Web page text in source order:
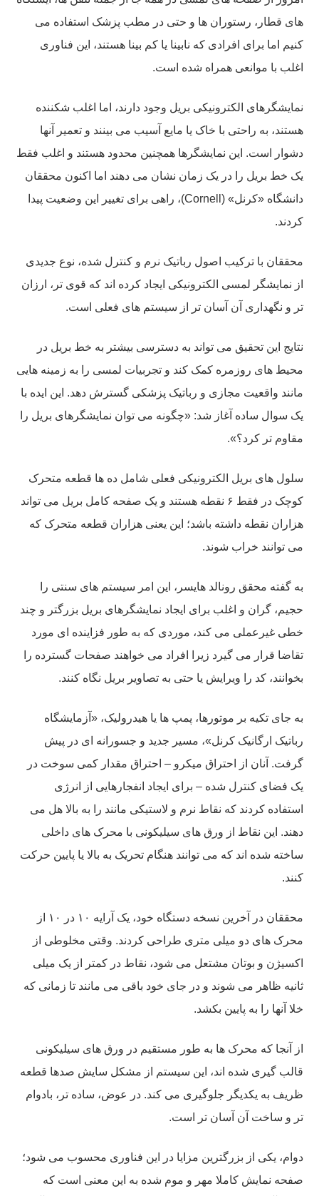
های قطار، رستوران ها و حتی در مطب پزشک استفاده می
کنیم اما برای افرادی که نابینا یا کم بینا هستند، این فناوری
اغلب با موانعی همراه شده است.
نمایشگرهای الکترونیکی بریل وجود دارند، اما اغلب شکننده
هستند، به راحتی با خاک یا مایع آسیب می بینند و تعمیر آنها
دشوار است. این نمایشگرها همچنین محدود هستند و اغلب فقط
یک خط بریل را در یک زمان نشان می دهند اما اکنون محققان
دانشگاه «کرنل» (Cornell)، راهی برای تغییر این وضعیت پیدا
کردند.
محققان با ترکیب اصول رباتیک نرم و کنترل شده، نوع جدیدی
از نمایشگر لمسی الکترونیکی ایجاد کرده اند که قوی تر، ارزان
تر و نگهداری آن آسان تر از سیستم های فعلی است.
نتایج این تحقیق می تواند به دسترسی بیشتر به خط بریل در
محیط های روزمره کمک کند و تجربیات لمسی را به زمینه هایی
مانند واقعیت مجازی و رباتیک پزشکی گسترش دهد. این ایده با
یک سوال ساده آغاز شد: «چگونه می توان نمایشگرهای بریل را
مقاوم تر کرد؟».
سلول های بریل الکترونیکی فعلی شامل ده ها قطعه متحرک
کوچک در فقط ۶ نقطه هستند و یک صفحه کامل بریل می تواند
هزاران نقطه داشته باشد؛ این یعنی هزاران قطعه متحرک که
می توانند خراب شوند.
به گفته محقق رونالد هایسر، این امر سیستم های سنتی را
حجیم، گران و اغلب برای ایجاد نمایشگرهای بریل بزرگتر و چند
خطی غیرعملی می کند، موردی که به طور فزاینده ای مورد
تقاضا قرار می گیرد زیرا افراد می خواهند صفحات گسترده را
بخوانند، کد را ویرایش یا حتی به تصاویر بریل نگاه کنند.
به جای تکیه بر موتورها، پمپ ها یا هیدرولیک، «آزمایشگاه
رباتیک ارگانیک کرنل»، مسیر جدید و جسورانه ای در پیش
گرفت. آنان از احتراق میکرو – احتراق مقدار کمی سوخت در
یک فضای کنترل شده – برای ایجاد انفجارهایی از انرژی
استفاده کردند که نقاط نرم و لاستیکی مانند را به بالا هل می
دهند. این نقاط از ورق های سیلیکونی با محرک های داخلی
ساخته شده اند که می توانند هنگام تحریک به بالا یا پایین حرکت
کنند.
محققان در آخرین نسخه دستگاه خود، یک آرایه ۱۰ در ۱۰ از
محرک های دو میلی متری طراحی کردند. وقتی مخلوطی از
اکسیژن و بوتان مشتعل می شود، نقاط در کمتر از یک میلی
ثانیه ظاهر می شوند و در جای خود باقی می مانند تا زمانی که
خلا آنها را به پایین بکشد.
از آنجا که محرک ها به طور مستقیم در ورق های سیلیکونی
قالب گیری شده اند، این سیستم از مشکل سایش صدها قطعه
ظریف به یکدیگر جلوگیری می کند. در عوض، ساده تر، بادوام
تر و ساخت آن آسان تر است.
دوام، یکی از بزرگترین مزایا در این فناوری محسوب می شود؛
صفحه نمایش کاملا مهر و موم شده به این معنی است که